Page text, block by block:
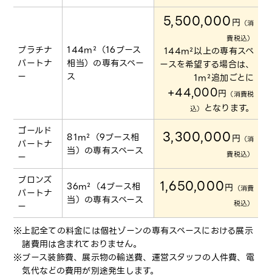
プラチナ
パートナ
ー
144m²（16ブース
相当）の専有スペー
ス
5,500,000円 （消
費税込）
144m²以上の専有スペ
ースを希望する場合は、
1m²追加ごとに
+44,000円 （消費税
込） となります。
ゴールド
パートナ
ー
81m²（9ブース相
当）の専有スペース
3,300,000円 （消
費税込）
ブロンズ
パートナ
ー
36m²（4ブース相
当）の専有スペース
1,650,000円 （消費
税込）
上記全ての料金には個社ゾーンの専有スペースにおける展示
諸費用は含まれておりません。
ブース装飾費、展示物の輸送費、運営スタッフの人件費、電
気代などの費用が別途発生します。